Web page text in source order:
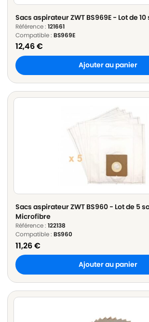
Sacs aspirateur ZWT BS969E - Lot de
Référence : 121661
Compatible : BS969E
12,46€
Ajouter au panier
Sacs aspirateur ZWT BS960 - Lot de 5
Microfibre
Référence : 122138
Compatible : BS960
11,26€
Ajouter au panier